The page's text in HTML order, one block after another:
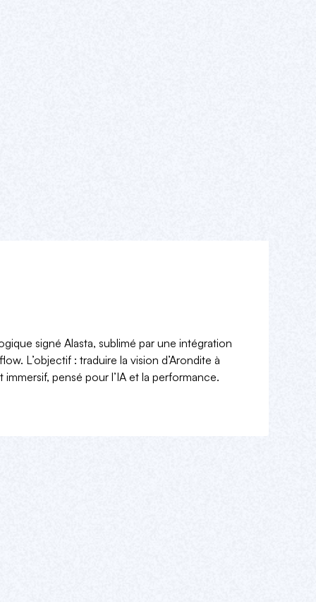
signé Alasta, sublimé par une intégration
L’objectif : traduire la vision d’Arondite à
immersif, pensé pour l’IA et la performance.